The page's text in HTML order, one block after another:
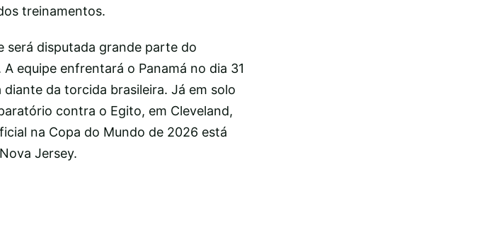
treinamentos.
será disputada grande parte do
equipe enfrentará o Panamá no dia 31
da torcida brasileira. Já em solo
contra o Egito, em Cleveland,
na Copa do Mundo de 2026 está
Jersey.